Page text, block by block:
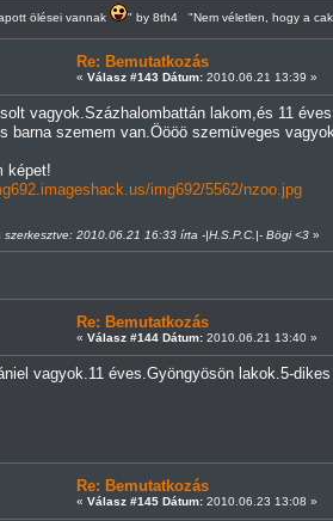
ölései vannak " by 8th4 "Nem véletlen, hogy a
Re: Bemutatkozás
« Válasz #143 Dátum:2010.06.21 13:39 »
vagyok.Százhalombattán lakom,és 11
barna szemem van.Öööö szemüveges
képet!
img692/5562/nzoo.jpg
szerkesztve: 2010.06.21 16:33 írta -|H.S.P.C.|- Bögi <3»
Re: Bemutatkozás
« Válasz #144 Dátum:2010.06.21 13:40 »
vagyok.11 éves.Gyöngyösön lakok.5-
Re: Bemutatkozás
« Válasz #145 Dátum:2010.06.23 13:08 »